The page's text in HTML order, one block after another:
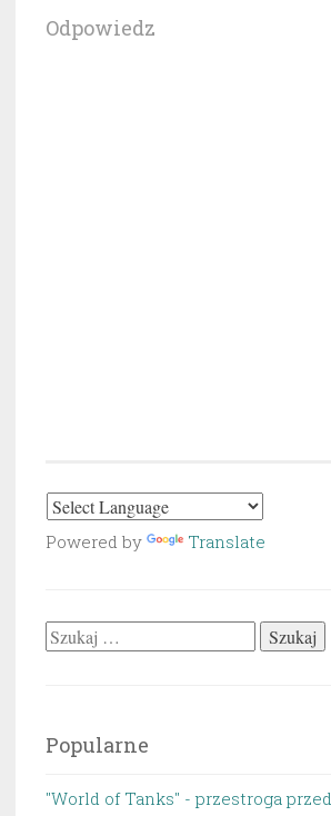
Odpowiedz
Powered by Translate
Szukaj:
Popularne
"World of Tanks" - przestroga przed